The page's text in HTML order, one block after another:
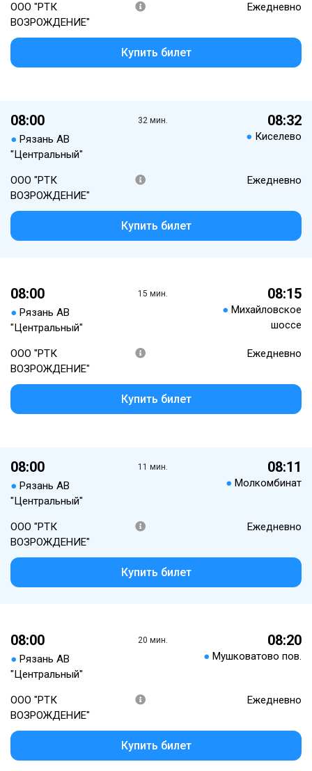
ООО "РТК
ВОЗРОЖДЕНИЕ"
Ежедневно
Купить билет
08:00
● Рязань АВ
"Центральный"
32 мин. 08:32
● Киселево
ООО "РТК
ВОЗРОЖДЕНИЕ"
Ежедневно
Купить билет
08:00
● Рязань АВ
"Центральный"
15 мин. 08:15
● Михайловское
шоссе
ООО "РТК
ВОЗРОЖДЕНИЕ"
Ежедневно
Купить билет
08:00
● Рязань АВ
"Центральный"
11 мин. 08:11
● Молкомбинат
ООО "РТК
ВОЗРОЖДЕНИЕ"
Ежедневно
Купить билет
08:00
● Рязань АВ
"Центральный"
20 мин. 08:20
● Мушковатово пов.
ООО "РТК
ВОЗРОЖДЕНИЕ"
Ежедневно
Купить билет